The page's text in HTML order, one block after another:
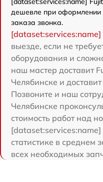
дешевле при оформлении
заказа звонка.
[dataset:services:name]
выезде, если не
оборудования и
наш мастер доставит
Челябинске и
Позвоните и наш
Челябинске
стоимость работ над
статистике в среднем
всех необходимых